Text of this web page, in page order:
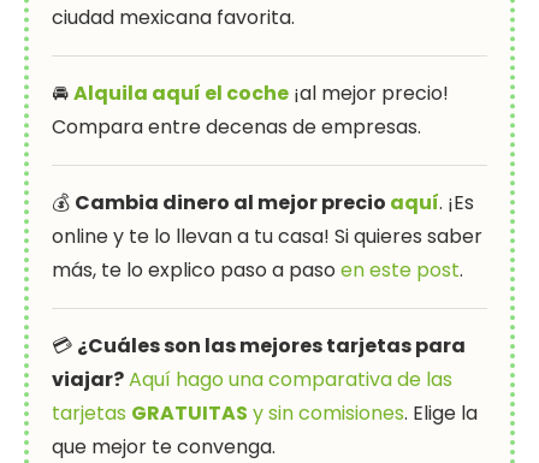
ciudad mexicana favorita.
🚘Alquila aquí el coche ¡al mejor precio!
Compara entre decenas de empresas.
💰 Cambia dinero al mejor precio aquí. ¡Es
online y te lo llevan a tu casa! Si quieres saber
más, te lo explico paso a pasoen este post.
💳 ¿Cuáles son las mejores tarjetas para
viajar?Aquí hago una comparativa de las
tarjetas GRATUITAS y sin comisiones. Elige la
que mejor te convenga.